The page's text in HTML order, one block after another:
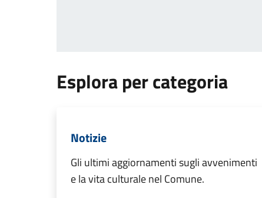
Esplora per categoria
Notizie
Gli ultimi aggiornamenti sugli avvenimenti
e la vita culturale nel Comune.